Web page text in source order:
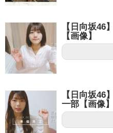
【日向坂46
【画像】
【日向坂46
一部【画像】